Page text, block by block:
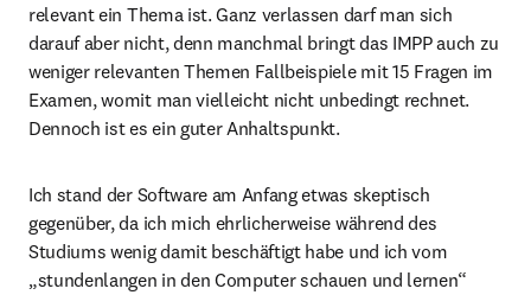
relevant ein Thema ist. Ganz verlassen darf man sich
darauf aber nicht, denn manchmal bringt das IMPP auch zu
weniger relevanten Themen Fallbeispiele mit 15 Fragen im
Examen, womit man vielleicht nicht unbedingt rechnet.
Dennoch ist es ein guter Anhaltspunkt.
Ich stand der Software am Anfang etwas skeptisch
gegenüber, da ich mich ehrlicherweise während des
Studiums wenig damit beschäftigt habe und ich vom
„stundenlangen in den Computer schauen und lernen“